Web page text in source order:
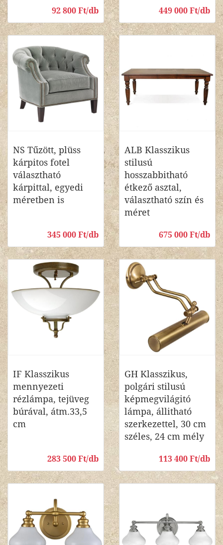
92 800 Ft/db 449 000 Ft/db
NS Tűzött, plüss
kárpitos fotel
választható
kárpittal, egyedi
méretben is
345 000 Ft/db
ALB Klasszikus
stilusú
hosszabbitható
étkező asztal,
választható szín és
méret
675 000 Ft/db
IF Klasszikus
mennyezeti
rézlámpa, tejüveg
búrával, átm.33,5
cm
283 500 Ft/db
GH Klasszikus,
polgári stilusú
képmegvilágitó
lámpa, állitható
szerkezettel, 30 cm
széles, 24 cm mély
113 400 Ft/db